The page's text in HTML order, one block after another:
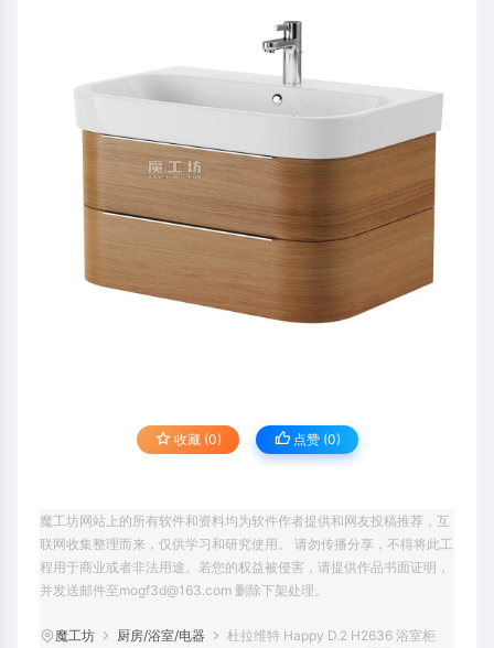
收藏 (0) 点赞 (0)
魔工坊网站上的所有软件和资料均为软件作者提供和网友投稿推荐，互
联网收集整理而来，仅供学习和研究使用。 请勿传播分享，不得将此工
程用于商业或者非法用途。若您的权益被侵害，请提供作品书面证明，
并发送邮件至mogf3d@163.com 删除下架处理。
魔工坊 厨房/浴室/电器
杜拉维特 Happy D.2 H2636 浴室柜